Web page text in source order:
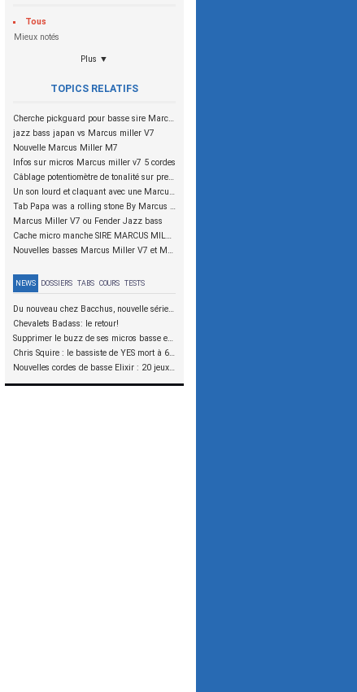
Tous
Mieux notés
Plus ▼
TOPICS RELATIFS
Cherche pickguard pour basse sire Marcus Miller V7 4 cordes
jazz bass japan vs Marcus miller V7
Nouvelle Marcus Miller M7
Infos sur micros Marcus miller v7 5 cordes
Câblage potentiomètre de tonalité sur preamp East j retro Marcus Miller
Un son lourd et claquant avec une Marcus Miller ?
Tab Papa was a rolling stone By Marcus Miller
Marcus Miller V7 ou Fender Jazz bass
Cache micro manche SIRE MARCUS MILLER VINTAGE V7 FRENE
Nouvelles basses Marcus Miller V7 et M3 by sire
NEWS DOSSIERS TABS COURS TESTS
Du nouveau chez Bacchus, nouvelle série SCD
Chevalets Badass: le retour!
Supprimer le buzz de ses micros basse en reliant les aimants à la masse
Chris Squire : le bassiste de YES mort à 67 ans
Nouvelles cordes de basse Elixir : 20 jeux à tester !